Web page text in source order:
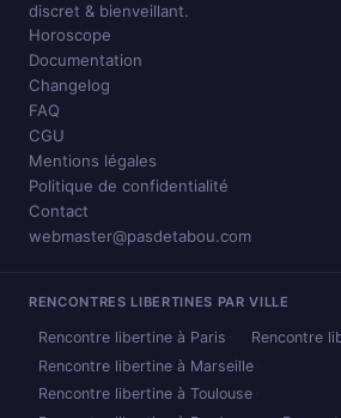
discret & bienveillant.
Horoscope
Documentation
Changelog
FAQ
CGU
Mentions légales
Politique de confidentialité
Contact
webmaster@pasdetabou.com
RENCONTRES LIBERTINES PAR VILLE
Rencontre libertine à Paris
Rencontre
Rencontre libertine à Marseille
Rencontre libertine à Toulouse